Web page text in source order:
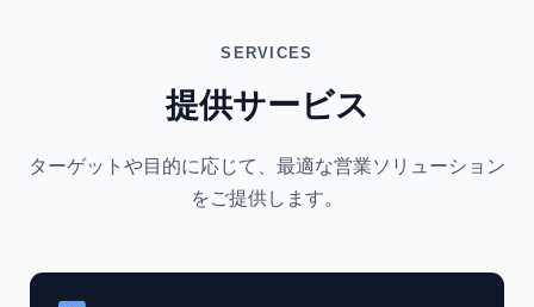
SERVICES
提供サービス
ターゲットや目的に応じて、最適な営業ソリューション
をご提供します。